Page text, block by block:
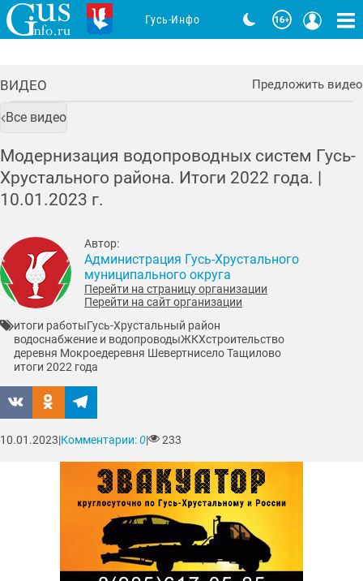
ВИДЕО Предложить видео
Все видео
Модернизация водопроводных систем Гусь-
Хрустального района. Итоги 2022 года. |
10.01.2023 г.
Автор:
Администрация Гусь-Хрустального
муниципального округа
Перейти на страницу организации
Перейти на сайт организации
итоги работыГусь-Хрустальный район
водоснабжение и водопроводыЖКХстроительство
деревня Мокроедеревня Шевертнисело Тащилово
итоги 2022 года
10.01.2023|Комментарии:0| 233
Гусь-Инфо